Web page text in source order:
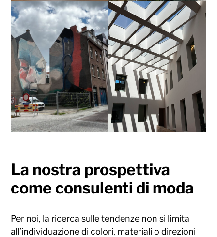
La nostra prospettiva
come consulenti di moda
Per noi, la ricerca sulle tendenze non si limita
all’individuazione di colori, materiali o direzioni